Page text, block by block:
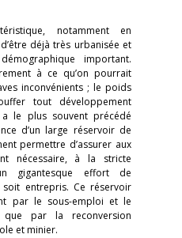
notamment en
déjà très urbanisée et
important.
à ce qu’on pourrait
inconvénients ; le poids
tout développement
le plus souvent précédé
d’un large réservoir de
permettre d’assurer aux
nécessaire, à la stricte
gigantesque effort de
entrepris. Ce réservoir
par le sous-emploi et le
que par la reconversion
et minier.